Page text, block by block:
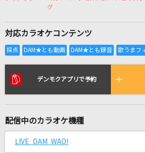
全国りれき
リアルタイムで歌われている
Everybody's Got Something
The Beatles
革命道中
グ
対応カラオケコンテンツ
デンモクアプリで予約
配信中のカラオケ機種
LIVE DAM WAO!